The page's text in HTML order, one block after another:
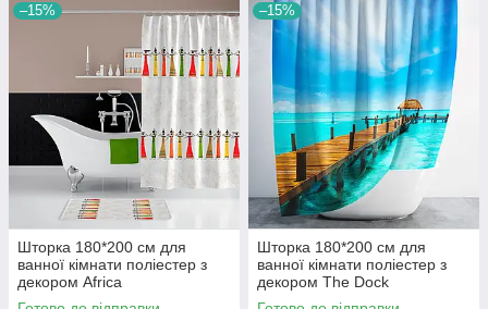
–15%
Шторка 180*200 см для
ванної кімнати поліестер з
декором Africa
–15%
Шторка 180*200 см для
ванної кімнати поліестер з
декором The Dock
Tropichome